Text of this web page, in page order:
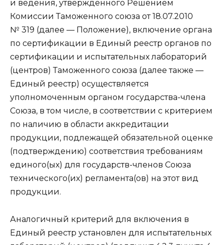
и ведения, утвержденного Решением
Комиссии Таможенного союза от 18.07.2010
№ 319 (далее — Положение), включение органа
по сертификации в Единый реестр органов по
сертификации и испытательных лабораторий
(центров) Таможенного союза (далее также —
Единый реестр) осуществляется
уполномоченным органом государства-члена
Союза, в том числе, в соответствии с критерием
по наличию в области аккредитации
продукции, подлежащей обязательной оценке
(подтверждению) соответствия требованиям
единого(ых) для государств-членов Союза
технического(их) регламента(ов) на этот вид
продукции.
Аналогичный критерий для включения в
Единый реестр установлен для испытательных